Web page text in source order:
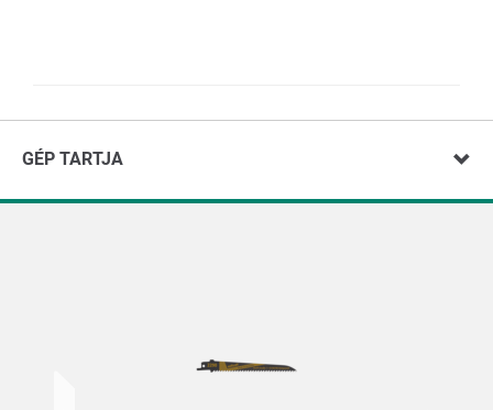
GÉP TARTJA